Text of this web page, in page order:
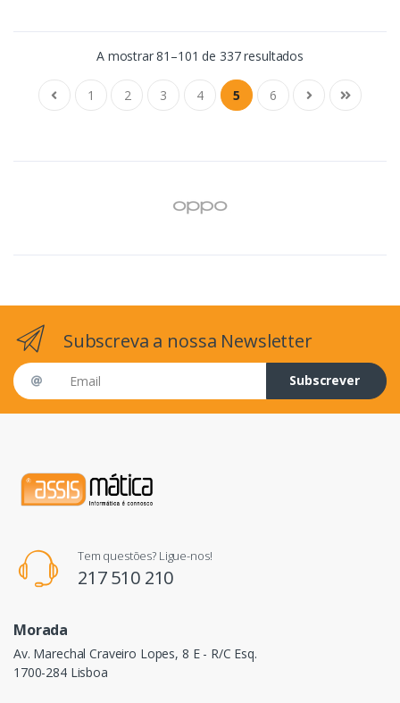
A mostrar 81–101 de 337 resultados
1 2 3 4 5 6
Subscreva a nossa Newsletter
Email address
Subscrever
Tem questões? Ligue-nos!
217 510 210
Morada
Av. Marechal Craveiro Lopes, 8 E - R/C Esq.
1700-284 Lisboa